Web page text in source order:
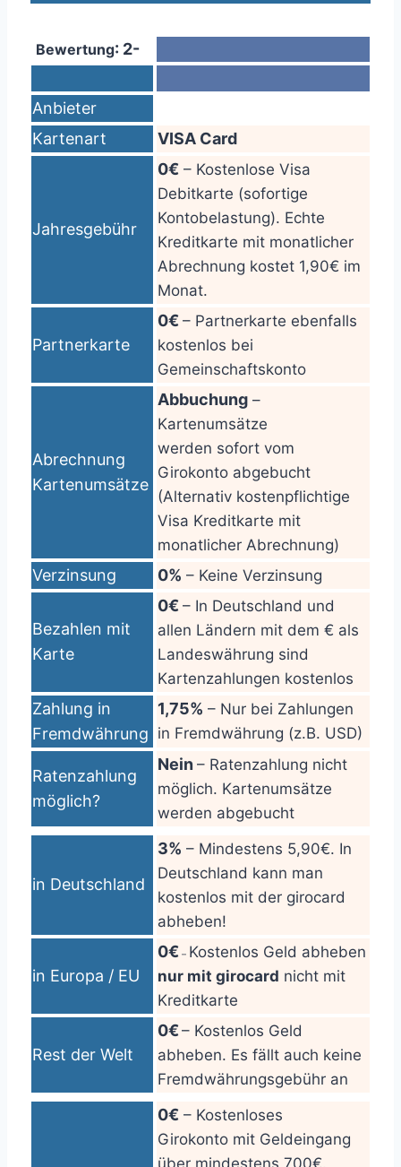
Bewertung: 2-
Anbieter
Kartenart
VISA Card
Jahresgebühr
0€ – Kostenlose Visa
Debitkarte (sofortige
Kontobelastung). Echte
Kreditkarte mit monatlicher
Abrechnung kostet 1,90€ im
Monat.
Partnerkarte
0€ – Partnerkarte ebenfalls
kostenlos bei
Gemeinschaftskonto
Abrechnung
Kartenumsätze
Abbuchung –
Kartenumsätze
werden sofort vom
Girokonto abgebucht
(Alternativ kostenpflichtige
Visa Kreditkarte mit
monatlicher Abrechnung)
Verzinsung 0% – Keine Verzinsung
Bezahlen mit
Karte
0€ – In Deutschland und
allen Ländern mit dem € als
Landeswährung sind
Kartenzahlungen kostenlos
Zahlung in
Fremdwährung
1,75% – Nur bei Zahlungen
in Fremdwährung (z.B. USD)
Ratenzahlung
möglich?
Nein – Ratenzahlung nicht
möglich. Kartenumsätze
werden abgebucht
in Deutschland
3% – Mindestens 5,90€. In
Deutschland kann man
kostenlos mit der girocard
abheben!
in Europa / EU
0€ – Kostenlos Geld abheben
nur mit girocard nicht mit
Kreditkarte
Rest der Welt
0€ – Kostenlos Geld
abheben. Es fällt auch keine
Fremdwährungsgebühr an
0€ – Kostenloses
Girokonto mit Geldeingang
über mindestens 700€.